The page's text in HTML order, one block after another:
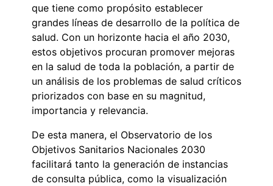
que tiene como propósito establecer
grandes líneas de desarrollo de la política de
salud. Con un horizonte hacia el año 2030,
estos objetivos procuran promover mejoras
en la salud de toda la población, a partir de
un análisis de los problemas de salud críticos
priorizados con base en su magnitud,
importancia y relevancia.
De esta manera, el Observatorio de los
Objetivos Sanitarios Nacionales 2030
facilitará tanto la generación de instancias
de consulta pública, como la visualización